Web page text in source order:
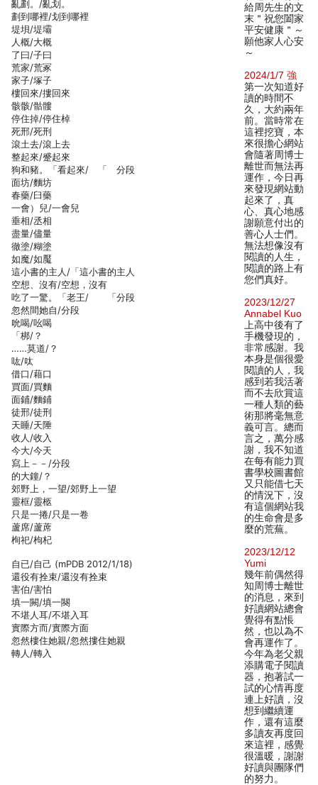
亂劃。/亂划。
劃到哪裡/划到哪裡
堤垻/堤壩
人概/大概
了曰/子曰
荒家/荒冢
家子/塚子
樓回來/摟回來
骸骸/骷髏
停住掉/停住棹
死邢/死刑
滾土去/滾上去
整起來/蹙起來
狗和豬。「看起來/ 「 分段
面坊/麵坊
春藥/臼藥
一會）兒/一會兒
垂相/丞相
盡量/儘量
徹塗/糊塗
如魔/如魘
這小書的主人/「這小書的主人
空想、沒有/空想，沒有
吃了一驚。「老王/ 「分段
忽然間她自/分段
吮喝/吆喝
「梆/？
……莫道/？
吰/呔
借口/藉口
買面/買麵
面鋪/麵鋪
徒邢/徒刑
天睡/天陲
收人/收入
今大/今天
寫上－－/分段
的大鐘/？
郊野上，一望/郊野上一望
靈框/靈柩
只是一捲/只是一卷
蘆席/蘆蓆
栒祀/枸杞
自已/自己 (mPDB 2012/1/18)
還役有拴束/還沒有拴束
害伯/害怕
填一闕/填一闋
不堪人耳/不堪入耳
實際方而/實際方面
忽然樓住她親/忽然摟住她親
轉人/轉入
給周先生的文
末＂祝您闔家
平安健康＂～
願他家人心安
～
2024/1/7 強
第一次知道好
讀的時間不
久，大約兩年
前。當時常在
這裡挖寶，本
來很擔心網站
會隨著周博士
離世而無法再
運作，今日再
來發現網站動
起來了，真
心、真心地感
謝願意付出的
善心人士們。
無法想像沒有
閱讀的人生，
閱讀的路上有
您們真好。
2023/12/27
Annabel Kuo
上高中後有了
手機發現的，
非常感謝。我
本身是個很愛
閱讀的人，我
感到若我活著
而不去欣賞這
一種人類的藝
術那將毫無意
義可言。總而
言之，萬分感
謝，我不知道
在每有能力買
書學校圖書館
又只能借七天
的情況下，沒
有這個網站我
的生命會是多
麼的荒蕪。
2023/12/12
Yumi
幾年前偶然得
知周博士離世
的消息，來到
好讀網站總會
覺得有點悵
然，也以為不
會再運作了。
今年為老父親
添購電子閱讀
器，抱著試一
試的心情再度
連上好讀，沒
想到繼續運
作，還有這麼
多讀友再度回
來這裡，感覺
很溫暖，謝謝
好讀與團隊們
的努力。